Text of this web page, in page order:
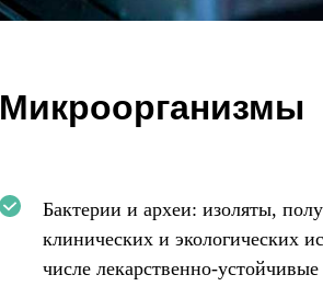
Микроорганизмы
Бактерии и археи: изоляты,
клинических и экологических
числе лекарственно-